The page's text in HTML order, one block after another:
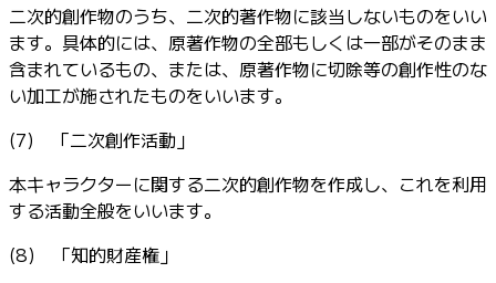
二次的創作物のうち、二次的著作物に該当しないものをいい
ます。具体的には、原著作物の全部もしくは一部がそのまま
含まれているもの、または、原著作物に切除等の創作性のな
い加工が施されたものをいいます。
(7) 「二次創作活動」
本キャラクターに関する二次的創作物を作成し、これを利用
する活動全般をいいます。
(8) 「知的財産権」